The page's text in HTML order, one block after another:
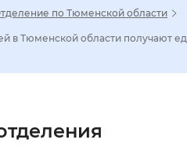
Увеличенный
по Тюменской области
в Тюменской области получают